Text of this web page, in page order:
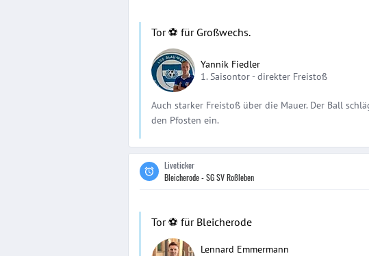
Tor ⚽️ für Großwechs.
Yannik Fiedler
1. Saisontor -direkter Freistoß
Auch starker Freistoß über die Mauer. Der Ball
den Pfosten ein.
Liveticker
Bleicherode - SG SV Roßleben
Tor ⚽️ für Bleicherode
Lennard Emmermann